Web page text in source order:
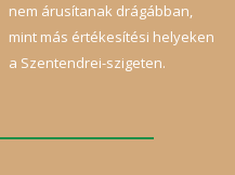
nem árusítanak drágábban,
mint más értékesítési helyeken
a Szentendrei-szigeten.